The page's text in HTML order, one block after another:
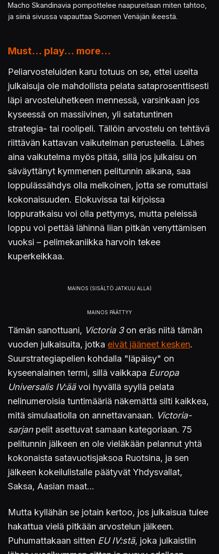
Macho Skandinavia pompottelee naapureitaan miten tahtoo,
ja siinä sivussa vapauttaa Suomen Venäjän ikeestä.
Must... play... more...
Peliarvosteluiden karu totuus on se, ettei useita
julkaisuja ole mahdollista pelata sataprosenttisesti
läpi arvosteluhetkeen mennessä, varsinkaan jos
kyseessä on massiivinen, yli satatuntinen
strategia- tai roolipeli. Tällöin arvostelu on tehtävä
riittävän kattavan vaikutelman perusteella. Lähes
aina vaikutelma myös pitää, sillä jos julkaisu on
säväyttänyt kymmenen pelitunnin aikana, saa
loppulässähdys olla melkoinen, jotta se romuttaisi
kokonaisuuden. Elokuvissa tai kirjoissa
loppuratkaisu voi olla pettymys, mutta peleissä
loppu voi pettää lähinnä liian pitkän venyttämisen
vuoksi – pelimekaniikka harvoin tekee
kuperkeikkaa.
Tämän sanottuani, Victoria 3on eräs niitä tämän
vuoden julkaisuita, jotka eivät jääneet kesken.
Suurstrategiapelien kohdalla "läpäisy" on
kyseenalainen termi, sillä vaikkapa Europa
Universalis IV:äävoi hyvällä syyllä pelata
nelinumeroisia tuntimääriä näkemättä silti kaikkea,
mitä simulaatiolla on annettavanaan. Victoria-
sarjan pelit asettuvat samaan kategoriaan. 75
pelitunnin jälkeen en ole vieläkään pelannut yhtä
kokonaista satavuotisjaksoa Ruotsina, ja sen
jälkeen kokeilulistalle päätyvät Yhdysvallat,
Saksa, Aasian maat...
Mutta kyllähän se jotain kertoo, jos julkaisua tulee
hakattua vielä pitkään arvostelun jälkeen.
Puhumattakaan sitten EU IV:stä, joka julkaistiin